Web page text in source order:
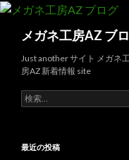
メガネ工房AZ ブ
Just another サイト メガネ工
房AZ 新着情報 site
検
索:
最近の投稿